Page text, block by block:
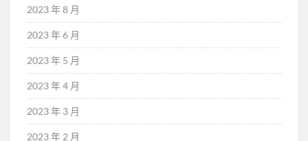
2023 年 8 月
2023 年 6 月
2023 年 5 月
2023 年 4 月
2023 年 3 月
2023 年 2 月